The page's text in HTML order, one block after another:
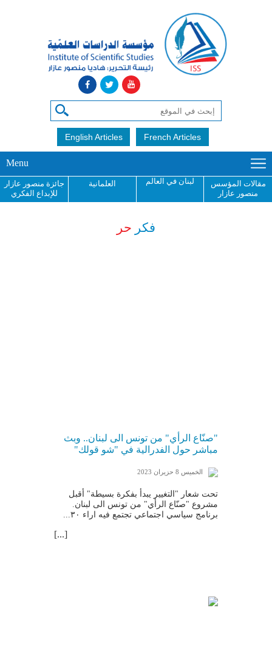
English Articles French Articles
Menu
مقالات المؤسس
منصور عازار
لبنان في العالم العلمانية
جائزة منصور عازار
للإبداع الفكري
فكر حر
"صنّاع الرأي" من تونس الى لبنان.. وبث
مباشر حول الفدرالية في "شو قولك"
الخميس 8 حزيران 2023
تحت شعار "التغيير يبدأ بفكرة بسيطة" أقبل
مشروع "صنّاع الرأي" من تونس الى لبنان.
برنامج سياسي اجتماعي تجتمع فيه اراء ٣٠...
[...]